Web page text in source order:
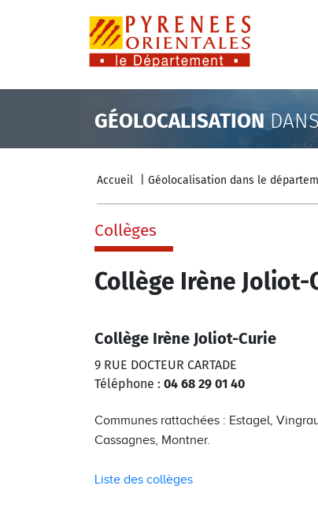
GÉOLOCALISATION
Accueil Géolocalisation dans le
Collèges
Collège Irène Joliot-
Collège Irène Joliot-Curie
9 RUE DOCTEUR CARTADE
Téléphone : 04 68 29 01 40
Communes rattachées : Estagel,
Cassagnes, Montner.
Liste des collèges